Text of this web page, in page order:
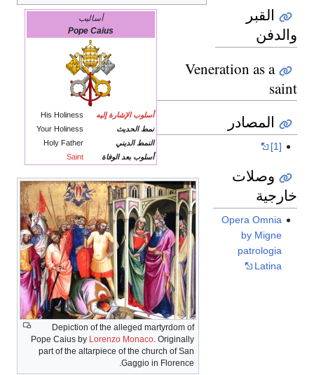
أساليب
Pope Caius
أسلوب الإشارة إليه
His Holiness
نمط الحديث
Your Holiness
النمط الديني
Holy Father
أسلوب بعد الوفاة
Saint
القبر
والدفن
Depiction of the alleged martyrdom of
Pope Caius by Lorenzo Monaco. Originally
part of the altarpiece of the church of San
Gaggio in Florence.
Veneration as a
saint
المصادر
[1]
وصلات
خارجية
Opera Omnia
by Migne
patrologia
Latina